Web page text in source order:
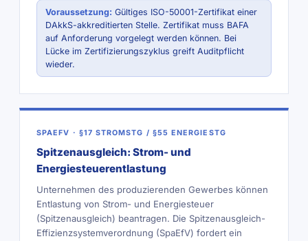
Voraussetzung: Gültiges ISO-50001-Zertifikat einer
DAkkS-akkreditierten Stelle. Zertifikat muss BAFA
auf Anforderung vorgelegt werden können. Bei
Lücke im Zertifizierungszyklus greift Auditpflicht
wieder.
SPAEFV · §17 STROMSTG / §55 ENERGIESTG
Spitzenausgleich: Strom- und
Energiesteuerentlastung
Unternehmen des produzierenden Gewerbes können
Entlastung von Strom- und Energiesteuer
(Spitzenausgleich) beantragen. Die Spitzenausgleich-
Effizienzsystemverordnung (SpaEfV) fordert ein